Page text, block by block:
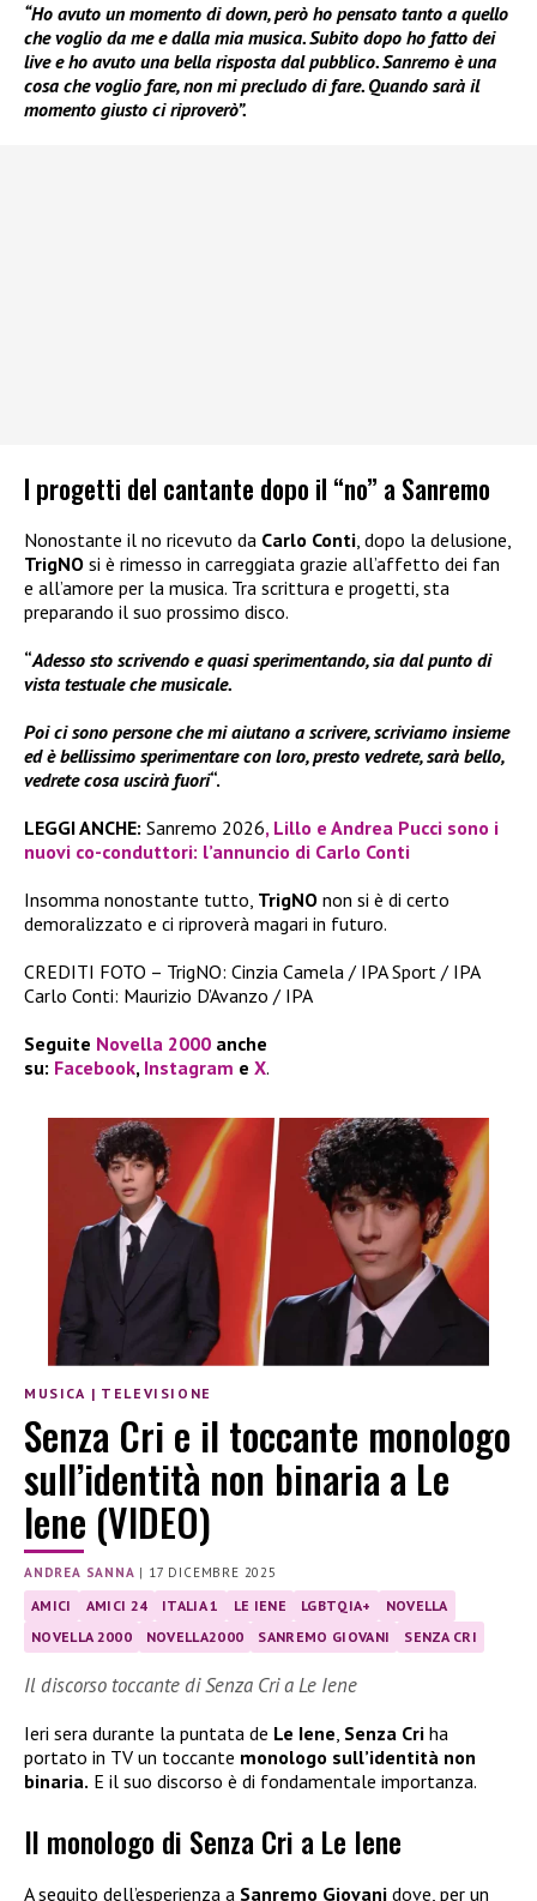
“Ho avuto un momento di down, però ho pensato tanto a quello
che voglio da me e dalla mia musica. Subito dopo ho fatto dei
live e ho avuto una bella risposta dal pubblico. Sanremo è una
cosa che voglio fare, non mi precludo di fare. Quando sarà il
momento giusto ci riproverò”.
I progetti del cantante dopo il “no” a Sanremo
Nonostante il no ricevuto da Carlo Conti , dopo la delusione,
TrigNO si è rimesso in carreggiata grazie all’affetto dei fan
e all’amore per la musica. Tra scrittura e progetti, sta
preparando il suo prossimo disco.
“Adesso sto scrivendo e quasi sperimentando, sia dal punto di
vista testuale che musicale.
Poi ci sono persone che mi aiutano a scrivere, scriviamo insieme
ed è bellissimo sperimentare con loro, presto vedrete, sarà bello,
vedrete cosa uscirà fuori“.
LEGGI ANCHE: Sanremo 2026, Lillo e Andrea Pucci sono i
nuovi co-conduttori: l’annuncio di Carlo Conti
Insomma nonostante tutto, TrigNO non si è di certo
demoralizzato e ci riproverà magari in futuro.
CREDITI FOTO – TrigNO: Cinzia Camela / IPA Sport / IPA
Carlo Conti: Maurizio D’Avanzo / IPA
Seguite Novella 2000 anche
su: Facebook, Instagram e X.
MUSICA | TELEVISIONE
Senza Cri e il toccante monologo
sull’identità non binaria a Le
Iene (VIDEO)
ANDREA SANNA | 17 DICEMBRE 2025
AMICI AMICI 24 ITALIA 1 LE IENE LGBTQIA+
NOVELLA
NOVELLA 2000
NOVELLA2000 SANREMO GIOVANI SENZA CRI
Il discorso toccante di Senza Cri a Le Iene
Ieri sera durante la puntata de Le Iene Senza Cri ha
portato in TV un toccante monologo sull’identità non
binaria. E il suo discorso è di fondamentale importanza.
Il monologo di Senza Cri a Le Iene
A seguito dell’esperienza a Sanremo Giovani dove, per un